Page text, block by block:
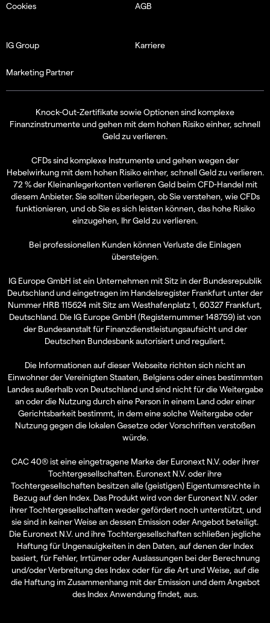
Cookies AGB
IG Group Karriere
Marketing Partner
Knock-Out-Zertifikate sowie Optionen sind komplexe
Finanzinstrumente und gehen mit dem hohen Risiko einher, schnell
Geld zu verlieren.
CFDs sind komplexe Instrumente und gehen wegen der
Hebelwirkung mit dem hohen Risiko einher, schnell Geld zu verlieren.
72 % der Kleinanlegerkonten verlieren Geld beim CFD-Handel mit
diesem Anbieter. Sie sollten überlegen, ob Sie verstehen, wie CFDs
funktionieren, und ob Sie es sich leisten können, das hohe Risiko
einzugehen, Ihr Geld zu verlieren.
Bei professionellen Kunden können Verluste die Einlagen
übersteigen.
IG Europe GmbH ist ein Unternehmen mit Sitz in der Bundesrepublik
Deutschland und eingetragen im Handelsregister Frankfurt unter der
Nummer HRB 115624 mit Sitz am Westhafenplatz 1, 60327 Frankfurt,
Deutschland. Die IG Europe GmbH (Registernummer 148759) ist von
der Bundesanstalt für Finanzdienstleistungsaufsicht und der
Deutschen Bundesbank autorisiert und reguliert.
Die Informationen auf dieser Webseite richten sich nicht an
Einwohner der Vereinigten Staaten, Belgiens oder eines bestimmten
Landes außerhalb von Deutschland und sind nicht für die Weitergabe
an oder die Nutzung durch eine Person in einem Land oder einer
Gerichtsbarkeit bestimmt, in dem eine solche Weitergabe oder
Nutzung gegen die lokalen Gesetze oder Vorschriften verstoßen
würde.
CAC 40® ist eine eingetragene Marke der Euronext N.V. oder ihrer
Tochtergesellschaften. Euronext N.V. oder ihre
Tochtergesellschaften besitzen alle (geistigen) Eigentumsrechte in
Bezug auf den Index. Das Produkt wird von der Euronext N.V. oder
ihrer Tochtergesellschaften weder gefördert noch unterstützt, und
sie sind in keiner Weise an dessen Emission oder Angebot beteiligt.
Die Euronext N.V. und ihre Tochtergesellschaften schließen jegliche
Haftung für Ungenauigkeiten in den Daten, auf denen der Index
basiert, für Fehler, Irrtümer oder Auslassungen bei der Berechnung
und/oder Verbreitung des Index oder für die Art und Weise, auf die
die Haftung im Zusammenhang mit der Emission und dem Angebot
des Index Anwendung findet, aus.